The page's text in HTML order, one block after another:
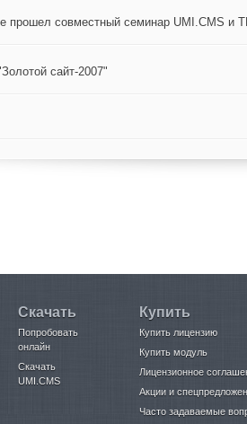
прошел совместный семинар UMI.CMS и
сайт-2007"
Скачать
Попробовать
онлайн
Скачать
UMI.CMS
Купить
Купить лицензию
Купить модуль
Лицензионное
Акции и
Часто задаваемые